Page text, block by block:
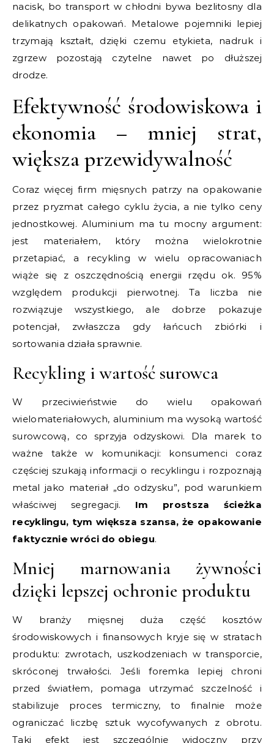
nacisk, bo transport w chłodni bywa bezlitosny dla
delikatnych opakowań. Metalowe pojemniki lepiej
trzymają kształt, dzięki czemu etykieta, nadruk i
zgrzew pozostają czytelne nawet po dłuższej
drodze.
Efektywność środowiskowa i
ekonomia – mniej strat,
większa przewidywalność
Coraz więcej firm mięsnych patrzy na opakowanie
przez pryzmat całego cyklu życia, a nie tylko ceny
jednostkowej. Aluminium ma tu mocny argument:
jest materiałem, który można wielokrotnie
przetapiać, a recykling w wielu opracowaniach
wiąże się z oszczędnością energii rzędu ok. 95%
względem produkcji pierwotnej. Ta liczba nie
rozwiązuje wszystkiego, ale dobrze pokazuje
potencjał, zwłaszcza gdy łańcuch zbiórki i
sortowania działa sprawnie.
Recykling i wartość surowca
W przeciwieństwie do wielu opakowań
wielomateriałowych, aluminium ma wysoką wartość
surowcową, co sprzyja odzyskowi. Dla marek to
ważne także w komunikacji: konsumenci coraz
częściej szukają informacji o recyklingu i rozpoznają
metal jako materiał „do odzysku”, pod warunkiem
właściwej segregacji. Im prostsza ścieżka
recyklingu, tym większa szansa, że opakowanie
faktycznie wróci do obiegu.
Mniej marnowania żywności
dzięki lepszej ochronie produktu
W branży mięsnej duża część kosztów
środowiskowych i finansowych kryje się w stratach
produktu: zwrotach, uszkodzeniach w transporcie,
skróconej trwałości. Jeśli foremka lepiej chroni
przed światłem, pomaga utrzymać szczelność i
stabilizuje proces termiczny, to finalnie może
ograniczać liczbę sztuk wycofywanych z obrotu.
Taki efekt jest szczególnie widoczny przy